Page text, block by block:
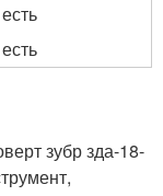
есть
есть
зубр зда-18-